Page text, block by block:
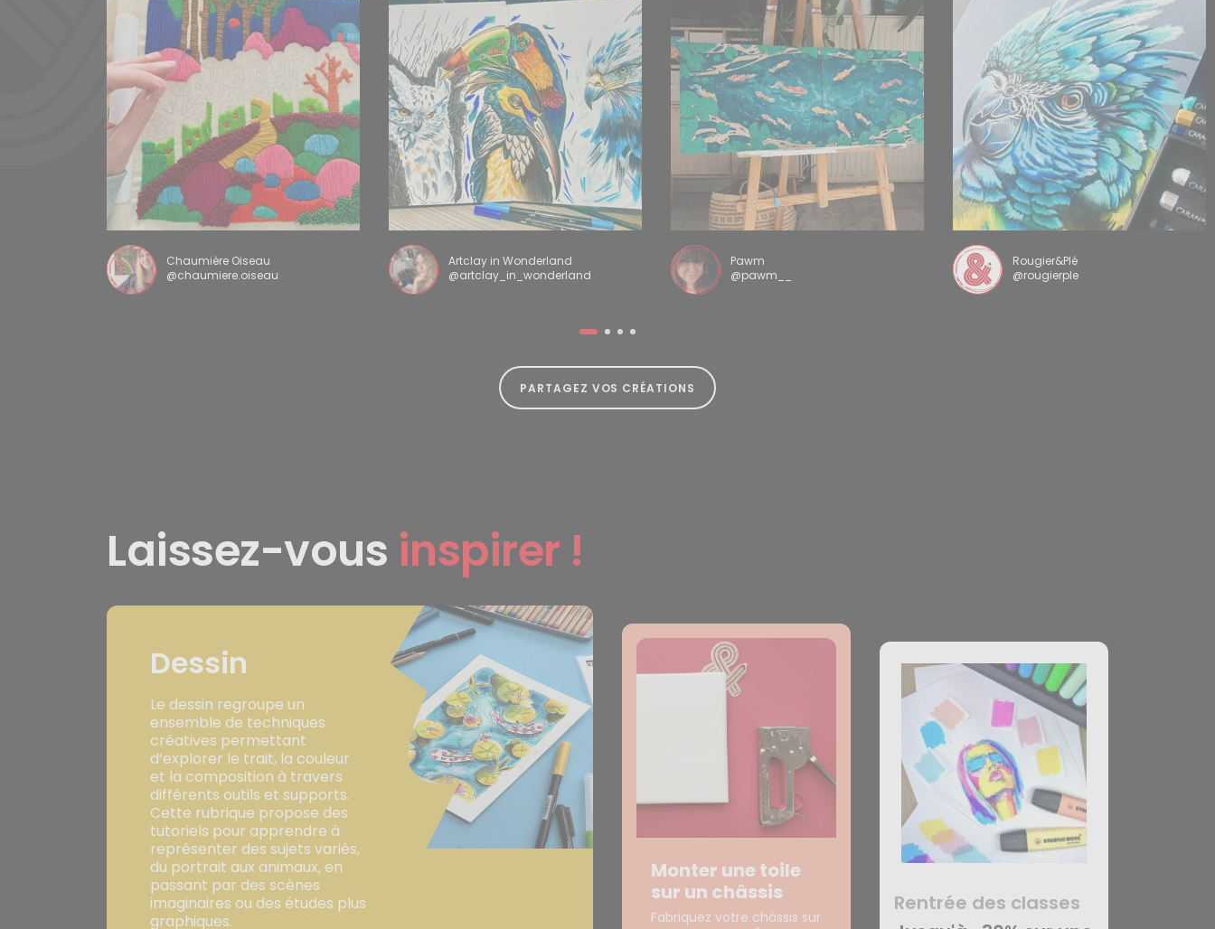
Chaumière Oiseau
@chaumiere.oiseau
Artclay in Wonderland
@artclay_in_wonderland
Pawm
@pawm__
Rougier&Plé
@rougierple
PARTAGEZ VOS CRÉATIONS
Laissez-vous inspirer !
Dessin
Le dessin regroupe un
ensemble de techniques
créatives permettant
d’explorer le trait, la couleur
et la composition à travers
différents outils et supports.
Cette rubrique propose des
tutoriels pour apprendre à
représenter des sujets variés,
du portrait aux animaux, en
passant par des scènes
imaginaires ou des études plus
graphiques.
Monter une toile
sur un châssis
Fabriquez votre châssis sur
Rentrée des classes